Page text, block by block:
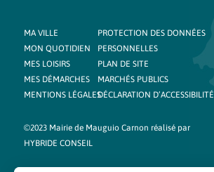
MA VILLE
MON QUOTIDIEN
MES LOISIRS
MES DÉMARCHES
MENTIONS LÉGALES
©2023 Mairie de Mauguio Carnon réalisé par
HYBRIDE CONSEIL
PROTECTION DES DONNÉES
PERSONNELLES
PLAN DE SITE
MARCHÉS PUBLICS
DÉCLARATION D’ACCESSIBILITÉ